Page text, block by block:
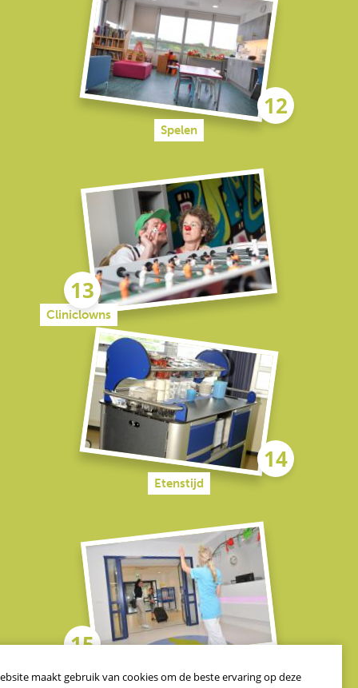
maakt gebruik van cookies om de beste ervaring op deze
Spelen
Cliniclowns
Etenstijd